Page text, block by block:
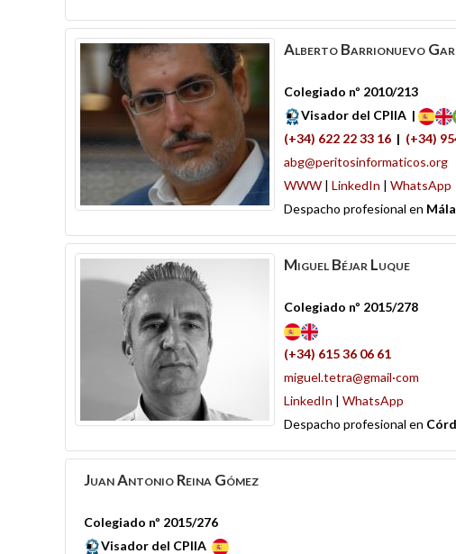
AlbertoBarrionuevo
Colegiado nº 2010/213
Visador del CPIIA |
(+34) 622 22 33 16 | (+34)
abg@peritosinformaticos.org
WWW | LinkedIn | WhatsApp
Despacho profesional en
MiguelBéjar Luque
Colegiado nº 2015/278
(+34) 615 36 06 61
miguel.tetra@gmail·com
LinkedIn | WhatsApp
Despacho profesional en
Juan AntonioReina Gómez
Colegiado nº 2015/276
Visador del CPIIA